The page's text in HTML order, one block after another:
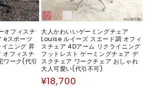
オフィスチ
eスポーツ
ニング 昇
オフィスチ
ワーク(代引
大人かわいいゲーミングチェア
Louise ルイーズ スエード調 オフィ
スチェア 4Dアーム リクライニング
フットレスト ゲーミングチェア デ
スクチェア ワークチェア おしゃれ
大人可愛い(代引不可)
通
¥18,700